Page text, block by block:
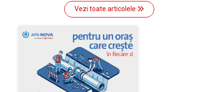
Vezi toate articolele